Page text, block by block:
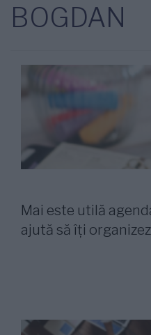
BOGDAN
Mai este utilă
ajută să îţi